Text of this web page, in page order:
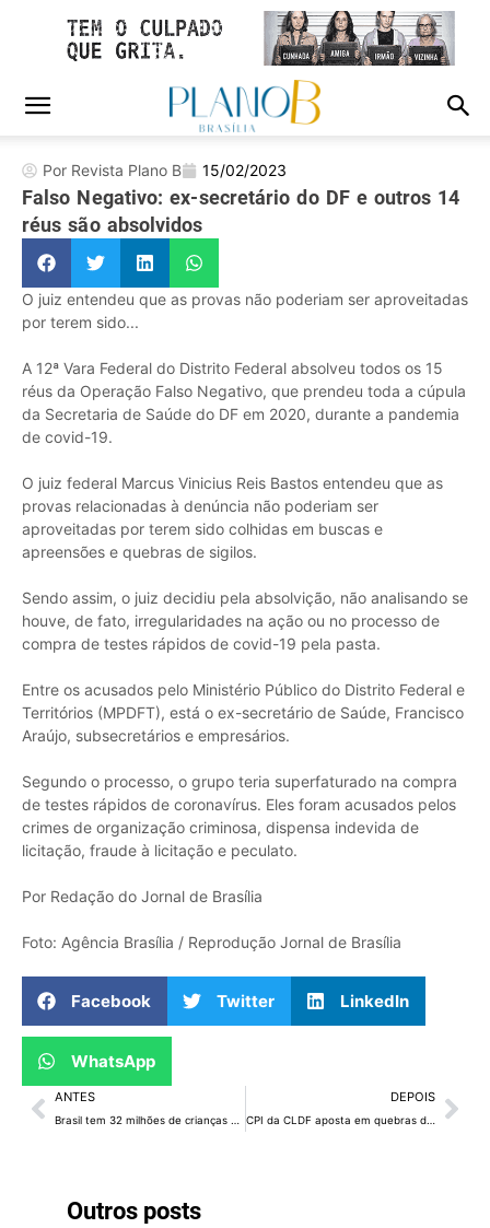
Outros posts
Por Revista Plano B 15/02/2023
Falso Negativo: ex-secretário do DF e outros 14
réus são absolvidos
O juiz entendeu que as provas não poderiam ser aproveitadas
por terem sido...
A 12ª Vara Federal do Distrito Federal absolveu todos os 15
réus da Operação Falso Negativo, que prendeu toda a cúpula
da Secretaria de Saúde do DF em 2020, durante a pandemia
de covid-19.
O juiz federal Marcus Vinicius Reis Bastos entendeu que as
provas relacionadas à denúncia não poderiam ser
aproveitadas por terem sido colhidas em buscas e
apreensões e quebras de sigilos.
Sendo assim, o juiz decidiu pela absolvição, não analisando se
houve, de fato, irregularidades na ação ou no processo de
compra de testes rápidos de covid-19 pela pasta.
Entre os acusados pelo Ministério Público do Distrito Federal e
Territórios (MPDFT), está o ex-secretário de Saúde, Francisco
Araújo, subsecretários e empresários.
Segundo o processo, o grupo teria superfaturado na compra
de testes rápidos de coronavírus. Eles foram acusados pelos
crimes de organização criminosa, dispensa indevida de
licitação, fraude à licitação e peculato.
Por Redação do Jornal de Brasília
Foto: Agência Brasília / Reprodução Jornal de Brasília
Facebook Twitter LinkedIn
WhatsApp
ANTES DEPOIS
CPI da CLDF aposta em quebras de sigilo para chegar a culpados